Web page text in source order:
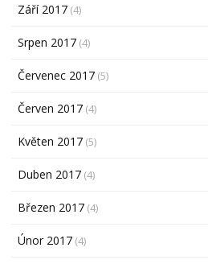
Září 2017 (4)
Srpen 2017 (4)
Červenec 2017 (5)
Červen 2017 (4)
Květen 2017 (5)
Duben 2017 (4)
Březen 2017 (4)
Únor 2017 (4)